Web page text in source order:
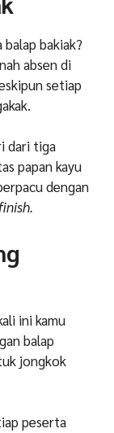
bakiak?
absen di
setiap
dari tiga
papan kayu
dengan
ini kamu
balap
jongkok
peserta